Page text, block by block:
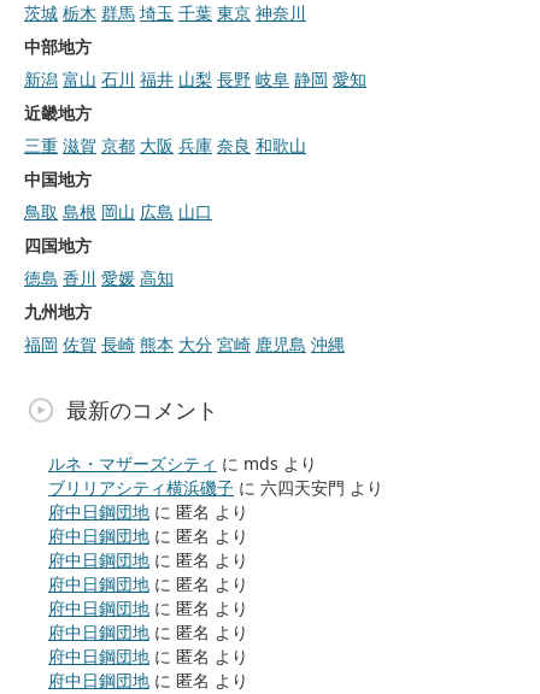
茨城 栃木 群馬 埼玉 千葉 東京 神奈川
中部地方
新潟 富山 石川 福井 山梨 長野 岐阜 静岡 愛知
近畿地方
三重 滋賀 京都 大阪 兵庫 奈良 和歌山
中国地方
鳥取 島根 岡山 広島 山口
四国地方
徳島 香川 愛媛 高知
九州地方
福岡 佐賀 長崎 熊本 大分 宮崎 鹿児島 沖縄
最新のコメント
ルネ・マザーズシティ に mds より
ブリリアシティ横浜磯子 に 六四天安門 より
府中日鋼団地 に 匿名 より
府中日鋼団地 に 匿名 より
府中日鋼団地 に 匿名 より
府中日鋼団地 に 匿名 より
府中日鋼団地 に 匿名 より
府中日鋼団地 に 匿名 より
府中日鋼団地 に 匿名 より
府中日鋼団地 に 匿名 より